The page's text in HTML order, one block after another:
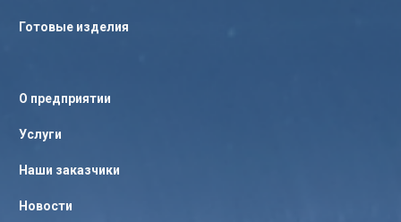
Готовые изделия
О предприятии
Услуги
Наши заказчики
Новости